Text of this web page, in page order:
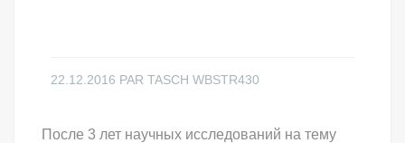
22.12.2016 PAR TASCH WBSTR430
После 3 лет научных исследований на тему